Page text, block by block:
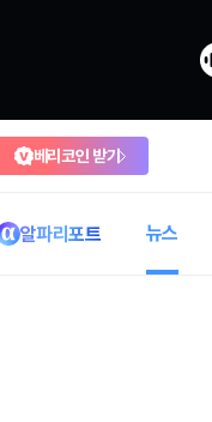
베리코인 받기
알파리포트 뉴스